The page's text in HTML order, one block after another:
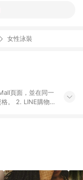
女性泳裝
頁面，並在同一
。 2. LINE購物
商品，將無法獲
。 4. 如取消訂
終發票金額計算，